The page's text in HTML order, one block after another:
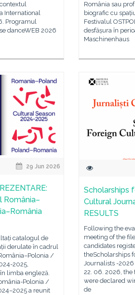
International
Programul
danceWEB 2026
România sau
biografic cu
Festivalul
desfășura în
Maschinenhaus
29 Jun 2026
România–
catalogul de
derulate în cadrul
/
2025,
limba engleză.
Polonia /
a reunit
Scholarships
Cultural
RESULTS
Following the
meeting of the
candidates
theScholarships
Journalists -
22. 06. 2026,
were declared
de